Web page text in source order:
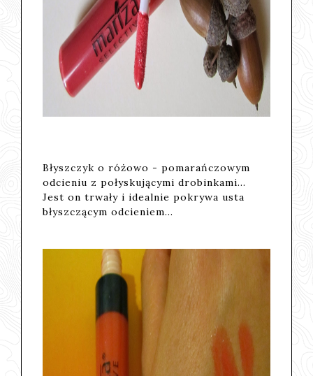
Błyszczyk o różowo - pomarańczowym
odcieniu z połyskującymi drobinkami...
Jest on trwały i idealnie pokrywa usta
błyszczącym odcieniem...